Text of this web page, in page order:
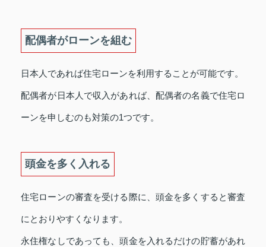
配偶者がローンを組む
日本人であれば住宅ローンを利用することが可能です。
配偶者が日本人で収入があれば、配偶者の名義で住宅ロ
ーンを申しむのも対策の1つです。
頭金を多く入れる
住宅ローンの審査を受ける際に、頭金を多くすると審査
にとおりやすくなります。
永住権なしであっても、頭金を入れるだけの貯蓄があれ